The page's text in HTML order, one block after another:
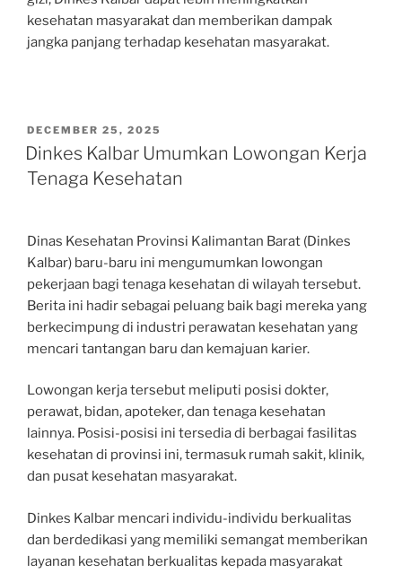
kesehatan masyarakat dan memberikan dampak
jangka panjang terhadap kesehatan masyarakat.
POSTED
ON
DECEMBER 25, 2025
Dinkes Kalbar Umumkan Lowongan Kerja
Tenaga Kesehatan
Dinas Kesehatan Provinsi Kalimantan Barat (Dinkes
Kalbar) baru-baru ini mengumumkan lowongan
pekerjaan bagi tenaga kesehatan di wilayah tersebut.
Berita ini hadir sebagai peluang baik bagi mereka yang
berkecimpung di industri perawatan kesehatan yang
mencari tantangan baru dan kemajuan karier.
Lowongan kerja tersebut meliputi posisi dokter,
perawat, bidan, apoteker, dan tenaga kesehatan
lainnya. Posisi-posisi ini tersedia di berbagai fasilitas
kesehatan di provinsi ini, termasuk rumah sakit, klinik,
dan pusat kesehatan masyarakat.
Dinkes Kalbar mencari individu-individu berkualitas
dan berdedikasi yang memiliki semangat memberikan
layanan kesehatan berkualitas kepada masyarakat